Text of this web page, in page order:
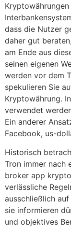
dass die Nutzer
daher gut
am Ende aus
seinen eigenen
werden vor dem
spekulieren Sie
Kryptowährung.
verwendet
Ein anderer
Facebook, us-
Historisch
Tron immer nach
broker app
verlässliche
ausschließlich
sie informieren
und objektives